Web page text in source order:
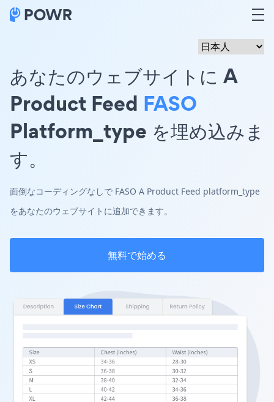
あなたのウェブサイトに A
Product Feed FASO
Platform_type を埋め込みま
す。
面倒なコーディングなしで FASO A Product Feed platform_type
をあなたのウェブサイトに追加できます。
無料で始める